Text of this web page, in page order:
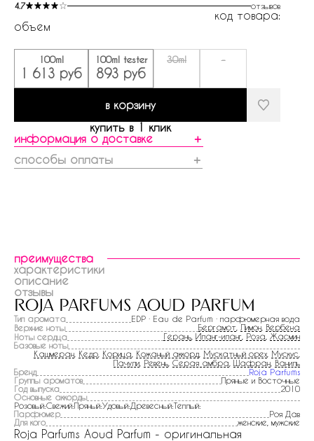
4.7 отзывов
код товара:
объем
100ml
1 613 руб
100ml tester
893 руб
30ml -
в корзину
купить в 1 клик
информация о доставке
＋
способы оплаты
＋
преимущества
характеристики
описание
отзывы
roja parfums aoud parfum
Тип аромата
EDP · Eau de Parfum · парфюмерная вода
Верхние ноты
Бергамот Лимон Вербена
Ноты сердца
Герань Иланг-иланг Роза Жасмин
Базовые ноты
Кашмеран Кедр Корица Кожаный аккорд Мускатный орех Мускус
Пачули Ревень Серая амбра Шафран Ваниль
Бренд
Roja Parfums
Группы ароматов
Пряные и Восточные
Год выпуска
2010
Основные аккорды
Розовый:Свежий:Пряный:Удовый:Древесный:Теплый:
Парфюмер
Роя Дав
Для кого
женские, мужские
Roja Parfums Aoud Parfum - оригинальная